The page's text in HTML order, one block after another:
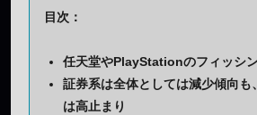
目次：
任天堂やPlayStationのフィッシ
証券系は全体としては減少傾向も
は高止まり